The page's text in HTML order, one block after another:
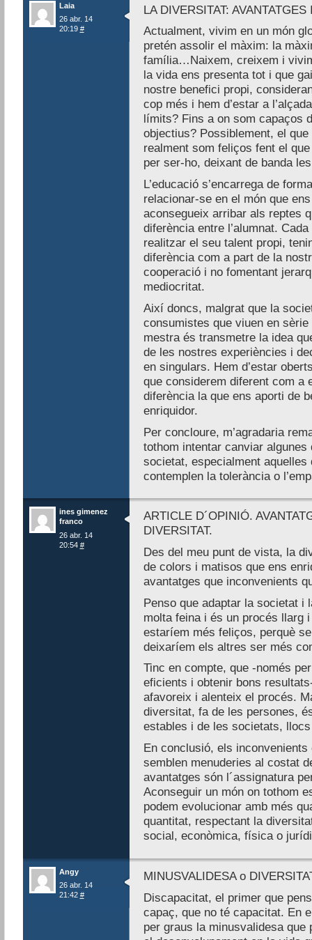
Laia
26 abr. 14
20:19 #
LA DIVERSITAT:
Actualment, vivim en un món
pretén assolir el màxim: la
família…Naixem, creixem i
la vida ens presenta tot i que
nostre benefici propi,
cop més i hem d’estar a
límits? Fins a on som capaços
objectius? Possiblement, el
realment som feliços fent el
per ser-ho, deixant de banda
L’educació s’encarrega de
relacionar-se en el món que
aconsegueix arribar als reptes
diferència entre l’alumnat.
realitzar el seu talent propi,
diferència com a part de la
cooperació i no fomentant
mediocritat.
Així doncs, malgrat que la
consumistes que viuen en
mestra és transmetre la idea
de les nostres experiències i
en singulars. Hem d’estar
que considerem diferent com a
diferència la que ens aporti de
enriquidor.
Per concloure, m’agradaria
tothom intentar canviar
societat, especialment aquelles
contemplen la tolerància o
ines gimenez
franco
26 abr. 14
20:54 #
ARTICLE D´OPINIÓ.
DIVERSITAT.
Des del meu punt de vista, la
de colors i matisos que ens
avantatges que inconvenients
Penso que adaptar la societat i
molta feina i és un procés llarg
estaríem més feliços, perquè
deixaríem els altres ser més
Tinc en compte, que -només
eficients i obtenir bons
afavoreix i alenteix el procés.
diversitat, fa de les persones,
estables i de les societats,
En conclusió, els
semblen menuderies al costat
avantatges són l´assignatura
Aconseguir un món on tothom
podem evolucionar amb més
quantitat, respectant la
social, econòmica, física o
Angy
26 abr. 14
21:42 #
MINUSVALIDESA o
Discapacitat, el primer que
capaç, que no té capacitat. En
per graus la minusvalidesa